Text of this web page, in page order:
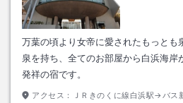
万葉の頃より女帝に愛されたもっとも
泉を持ち、全てのお部屋から白浜海岸
発祥の宿です。
アクセス：
ＪＲきのくに線白浜駅→バス